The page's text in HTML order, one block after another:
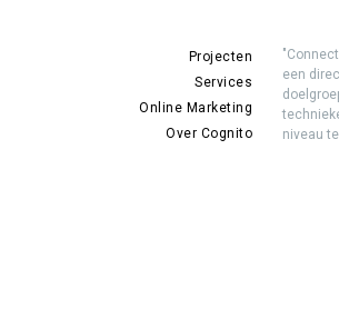
Projecten
Services
Online Marketing
Over Cognito
een
niveau